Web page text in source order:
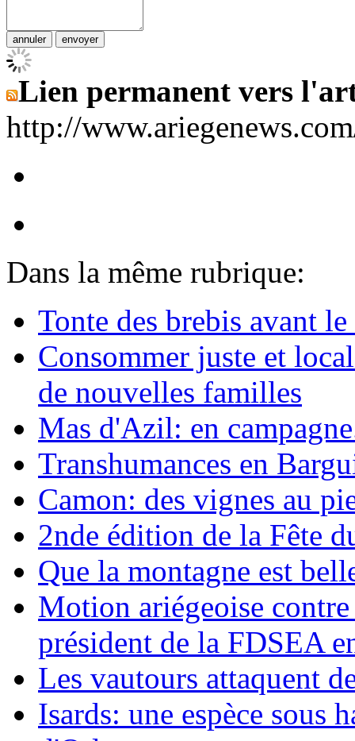
Lien permanent vers
http://
Dans la même rubrique:
Tonte des brebis avant
Consommer juste et
de nouvelles familles
Mas d'Azil: en
Transhumances en
Camon: des vignes au
2nde édition de la Fête
Que la montagne est
Motion ariégeoise
président de la FDSEA
Les vautours attaquent
Isards: une espèce sous